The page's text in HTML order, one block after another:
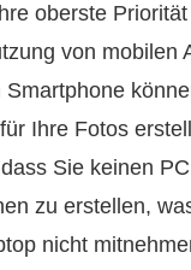
oberste
von mobilen
Smartphone
Ihre Fotos
Sie keinen
zu erstellen,
nicht